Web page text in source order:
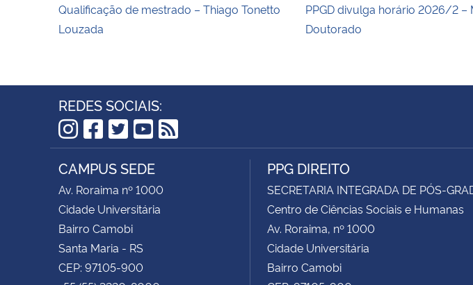
Qualificação de mestrado – Thiago Tonetto
Louzada
PPGD divulga horário 2026/2 –
Doutorado
REDES SOCIAIS:
Instagram
Facebook
Twitter
YouTube
RSS
CAMPUS SEDE
Av. Roraima nº 1000
Cidade Universitária
Bairro Camobi
Santa Maria - RS
CEP: 97105-900
PPG DIREITO
SECRETARIA INTEGRADA DE PÓS-
Centro de Ciências Sociais e Humanas
Av. Roraima, nº 1000
Cidade Universitária
Bairro Camobi